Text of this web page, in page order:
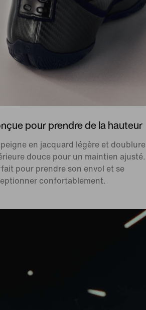
pour prendre de la hauteur
en jacquard légère et doublure
douce pour un maintien ajusté.
pour prendre son envol et se
confortablement.